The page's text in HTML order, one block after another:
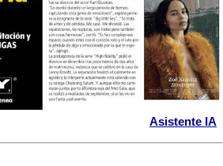
Asistente IA